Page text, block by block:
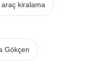
araç kiralama
Gökçen